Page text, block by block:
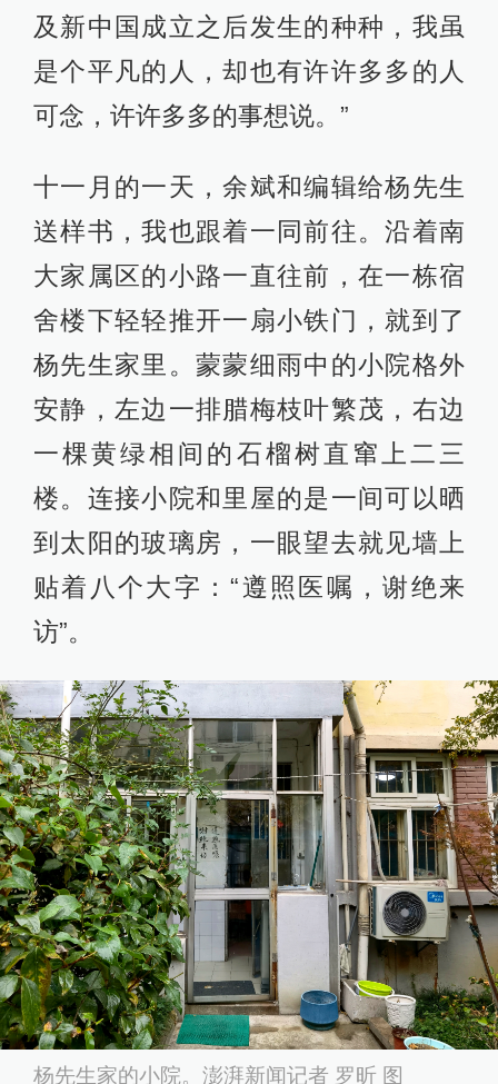
及新中国成立之后发生的种种，我虽
是个平凡的人，却也有许许多多的人
可念，许许多多的事想说。”
十一月的一天，余斌和编辑给杨先生
送样书，我也跟着一同前往。沿着南
大家属区的小路一直往前，在一栋宿
舍楼下轻轻推开一扇小铁门，就到了
杨先生家里。蒙蒙细雨中的小院格外
安静，左边一排腊梅枝叶繁茂，右边
一棵黄绿相间的石榴树直窜上二三
楼。连接小院和里屋的是一间可以晒
到太阳的玻璃房，一眼望去就见墙上
贴着八个大字：“遵照医嘱，谢绝来
访”。
杨先生家的小院。澎湃新闻记者 罗昕 图